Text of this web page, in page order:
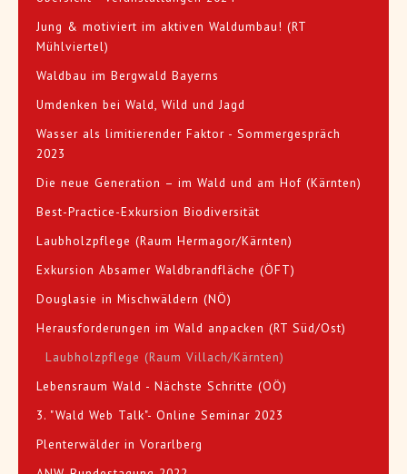
Jung & motiviert im aktiven Waldumbau! (RT
Mühlviertel)
Waldbau im Bergwald Bayerns
Umdenken bei Wald, Wild und Jagd
Wasser als limitierender Faktor - Sommergespräch
2023
Die neue Generation – im Wald und am Hof (Kärnten)
Best-Practice-Exkursion Biodiversität
Laubholzpflege (Raum Hermagor/Kärnten)
Exkursion Absamer Waldbrandfläche (ÖFT)
Douglasie in Mischwäldern (NÖ)
Herausforderungen im Wald anpacken (RT Süd/Ost)
Laubholzpflege (Raum Villach/Kärnten)
Lebensraum Wald - Nächste Schritte (OÖ)
3. "Wald Web Talk"- Online Seminar 2023
Plenterwälder in Vorarlberg